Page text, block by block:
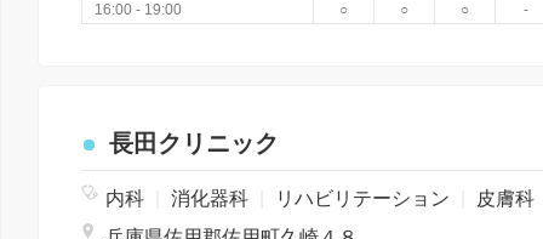
16:00 - 19:00
○ ○ ○ -
長田クリニック
内科 消化器科 リハビリテーション
皮膚科